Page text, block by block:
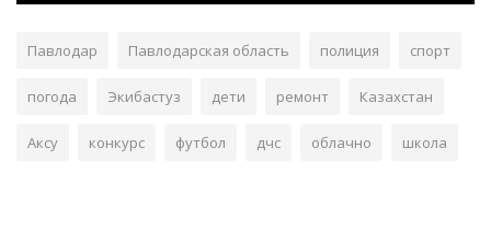
Павлодар Павлодарская область полиция спорт
погода Экибастуз дети ремонт Казахстан
Аксу конкурс футбол дчс облачно школа